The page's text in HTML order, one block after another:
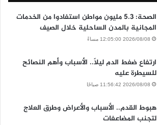
الصحة: 5.3 مليون مواطن استفادوا من الخدمات
المجانية بالمدن الساحلية خلال الصيف
2026/08/08 12:05:00 مساءً
ارتفاع ضغط الدم ليلًا.. الأسباب وأهم النصائح
للسيطرة عليه
2026/08/08 11:56:42 صباحًا
هبوط القدم.. الأسباب والأعراض وطرق العلاج
لتجنب المضاعفات